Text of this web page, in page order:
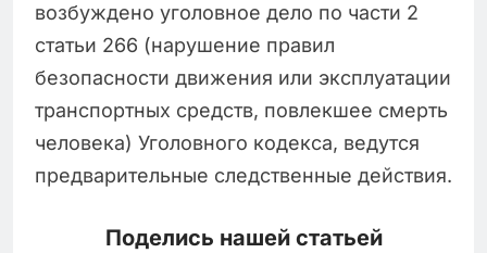
возбуждено уголовное дело по части 2
статьи 266 (нарушение правил
безопасности движения или эксплуатации
транспортных средств, повлекшее смерть
человека) Уголовного кодекса, ведутся
предварительные следственные действия.
Поделись нашей статьей